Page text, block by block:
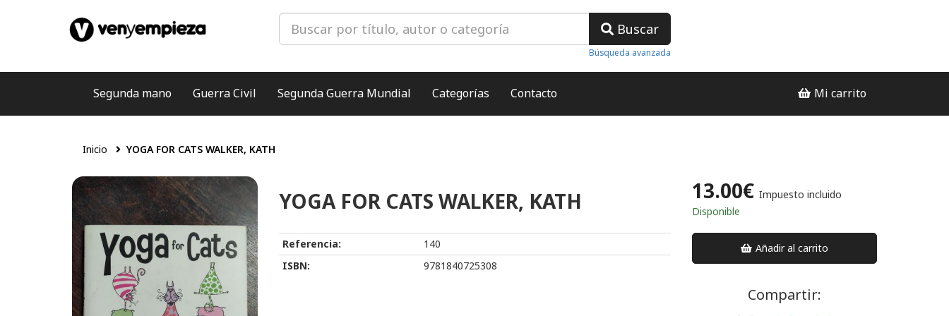
Buscar
Búsqueda avanzada
Segunda mano Guerra Civil Segunda Guerra Mundial Categorías Contacto Mi carrito
Inicio YOGA FOR CATS WALKER, KATH
YOGA FOR CATS WALKER, KATH
Referencia:
140
ISBN:
9781840725308
13.00€ Impuesto incluido
Disponible
Añadir al carrito
Compartir: